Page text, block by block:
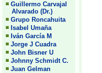
Guillermo Carvajal
Alvarado (Dr.)
Grupo Roncahuita
Isabel Umaña
Iván García M
Jorge J Cuadra
John Bisner U
Johnny Schmidt C.
Juan Gelman